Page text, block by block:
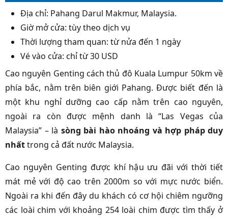
Địa chỉ: Pahang Darul Makmur, Malaysia.
Giờ mở cửa: tùy theo dịch vụ
Thời lượng tham quan: từ nửa đến 1 ngày
Vé vào cửa: chỉ từ 30 USD
Cao nguyên Genting cách thủ đô Kuala Lumpur 50km về
phía bắc, nằm trên biên giới Pahang. Được biết đến là
một khu nghỉ dưỡng cao cấp nằm trên cao nguyên,
ngoài ra còn được mệnh danh là “Las Vegas của
Malaysia” – là sòng bài hào nhoáng và hợp pháp duy
nhấttrong cả đất nước Malaysia.
Cao nguyên Genting được khí hậu ưu đãi với thời tiết
mát mẻ với độ cao trên 2000m so với mực nước biển.
Ngoài ra khi đến đây du khách có cơ hội chiêm ngưỡng
các loài chim với khoảng 254 loài chim được tìm thấy ở